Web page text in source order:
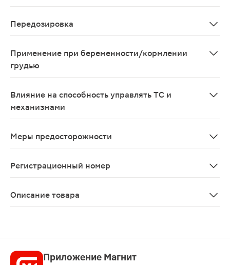
Передозировка
Применение при беременности/кормлении
грудью
Влияние на способность управлять ТС и
механизмами
Меры предосторожности
Регистрационный номер
Описание товара
Приложение Магнит